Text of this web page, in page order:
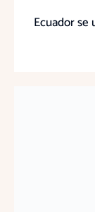
Ecuador se